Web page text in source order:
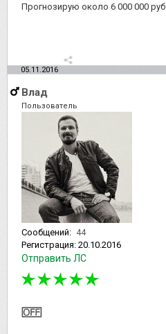
Прогнозирую около 6 000 000 руб.
05.11.2016
Влад
Пользователь
Сообщений: 44
Регистрация: 20.10.2016
Отправить ЛС